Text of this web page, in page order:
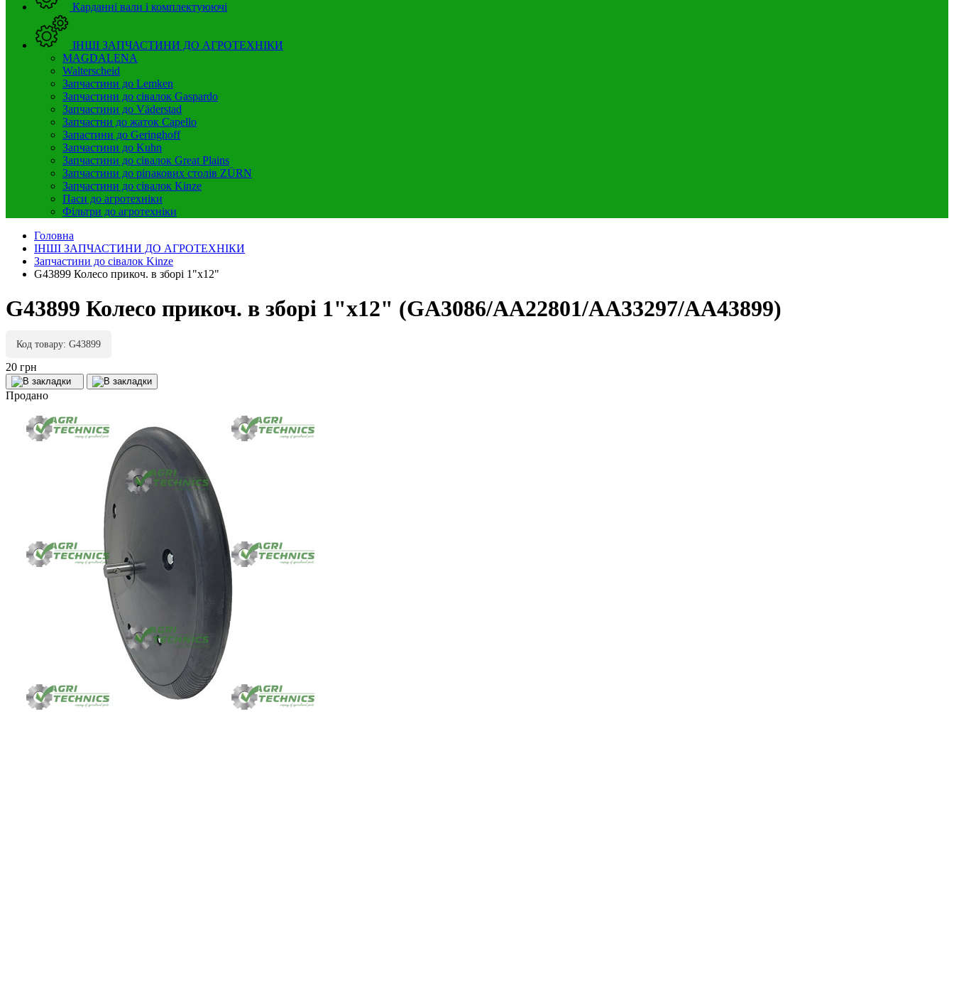
Карданні вали і комплектуюючі
ІНШІ ЗАПЧАСТИНИ ДО АГРОТЕХНІКИ
MAGDALENA
Walterscheid
Запчастини до Lemken
Запчастини до сівалок Gaspardo
Запчастини до Väderstad
Запчастни до жаток Capello
Запастини до Geringhoff
Запчастини до Kuhn
Запчастини до сівалок Great Plains
Запчастини до ріпакових столів ZÜRN
Запчастини до сівалок Kinze
Паси до агротехніки
Фільтри до агротехніки
Головна
ІНШІ ЗАПЧАСТИНИ ДО АГРОТЕХНІКИ
Запчастини до сівалок Kinze
G43899 Колесо прикоч. в зборі 1"x12"
G43899 Колесо прикоч. в зборі 1"x12" (GA3086/AA22801/AA33297/AA43899)
Код товару: G43899
20 грн
Продано